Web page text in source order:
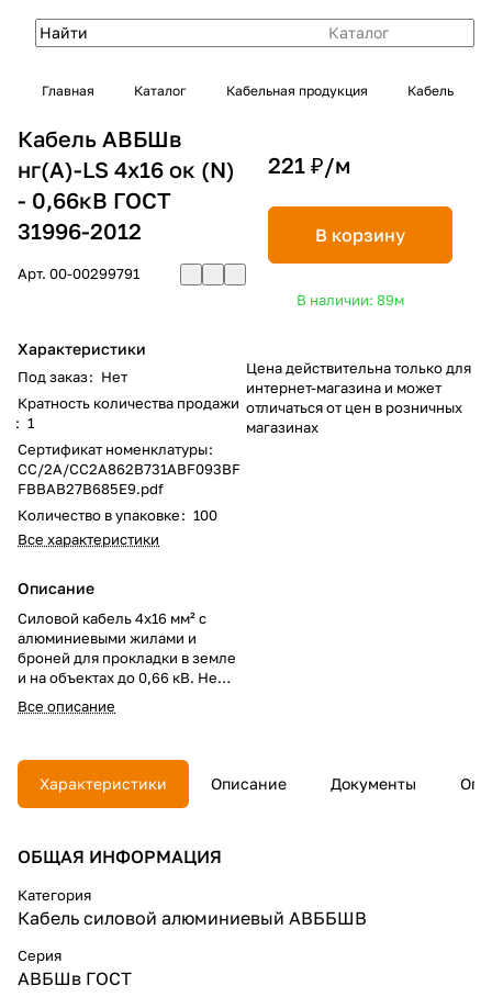
Каталог
Главная Каталог Кабельная продукция Кабель
Кабель АВБШв
нг(А)-LS 4х16 ок (N)
- 0,66кВ ГОСТ
31996-2012
Арт. 00-00299791
Характеристики
Под заказ: Нет
Кратность количества продажи
: 1
Сертификат номенклатуры:
CC/2A/CC2A862B731ABF093BF
FBBAB27B685E9.pdf
Количество в упаковке: 100
Все характеристики
Описание
Силовой кабель 4х16 мм² с
алюминиевыми жилами и
броней для прокладки в земле
и на объектах до 0,66 кВ. Не
распространяет горение, имеет
пониженное дымовыделение.
купить надежный кабель и
провод по оптимальной цене с
высокими характеристиками.
Все описание
221 ₽/м
В корзину
В наличии: 89м
Цена действительна только для
интернет-магазина и может
отличаться от цен в розничных
магазинах
Характеристики Описание Документы
ОБЩАЯ ИНФОРМАЦИЯ
Категория
Кабель силовой алюминиевый АВББШВ
Серия
АВБШв ГОСТ